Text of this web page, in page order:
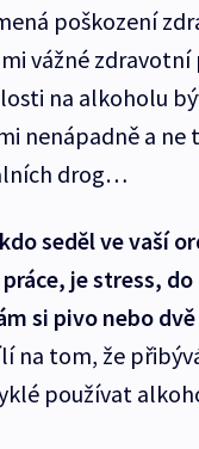
poškození
vážné
na alkoholu
nenápadně a ne
drog…
seděl ve vaší
je stress,
si pivo nebo
na tom, že
používat